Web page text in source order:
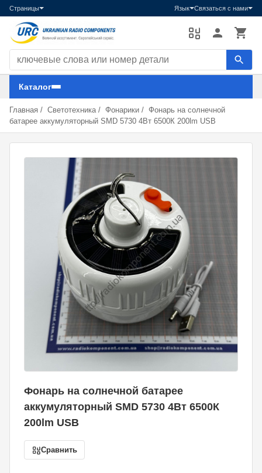
Страницы Язык Связаться с нами
Каталог
Главная / Светотехника / Фонарики / Фонарь на солнечной
батарее аккумуляторный SMD 5730 4Вт 6500К 200lm USB
Фонарь на солнечной батарее
аккумуляторный SMD 5730 4Вт 6500К
200lm USB
Сравнить